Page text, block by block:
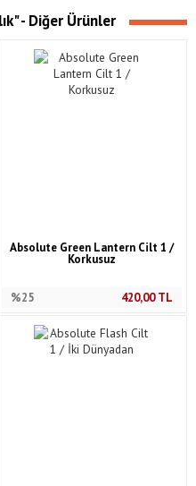
- Diğer Ürünler
Absolute Green Lantern Cilt 1 /
Korkusuz
%25 420,00TL